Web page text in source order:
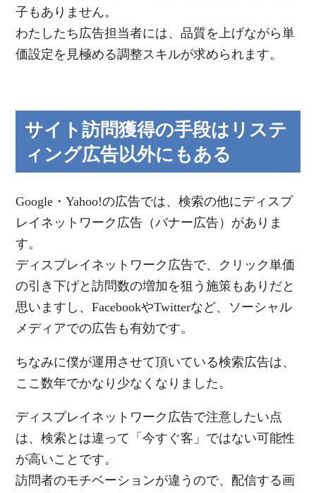
子もありません。
わたしたち広告担当者には、品質を上げながら単
価設定を見極める調整スキルが求められます。
サイト訪問獲得の手段はリステ
ィング広告以外にもある
Google・Yahoo!の広告では、検索の他にディスプ
レイネットワーク広告（バナー広告）がありま
す。
ディスプレイネットワーク広告で、クリック単価
の引き下げと訪問数の増加を狙う施策もありだと
思いますし、FacebookやTwitterなど、ソーシャル
メディアでの広告も有効です。
ちなみに僕が運用させて頂いている検索広告は、
ここ数年でかなり少なくなりました。
ディスプレイネットワーク広告で注意したい点
は、検索とは違って「今すぐ客」ではない可能性
が高いことです。
訪問者のモチベーションが違うので、配信する画